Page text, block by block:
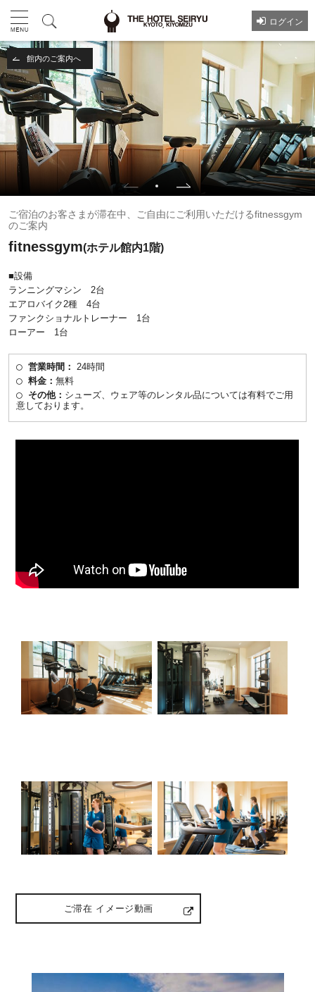
ログイン
館内のご案内へ
ご宿泊のお客さまが滞在中、ご自由にご利用いただけるfitnessgym
のご案内
fitnessgym(ホテル館内1階)
■設備
ランニングマシン 2台
エアロバイク2種 4台
ファンクショナルトレーナー 1台
ローアー 1台
営業時間： 24時間
料金：無料
その他： シューズ、ウェア等のレンタル品については有料でご用
意しております。
ご滞在 イメージ動画